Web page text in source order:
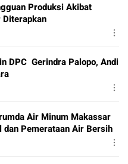
Produksi Akibat
DPC Gerindra Palopo, Andi
Air Minum Makassar
Pemerataan Air Bersih